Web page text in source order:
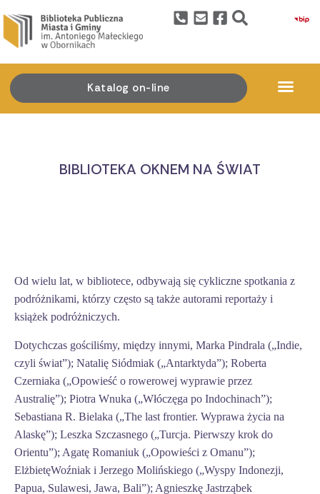
Katalog on-line
BIBLIOTEKA OKNEM NA ŚWIAT
Od wielu lat, w bibliotece, odbywają się cykliczne spotkania z
podróżnikami, którzy często są także autorami reportaży i
książek podróżniczych.
Dotychczas gościliśmy, między innymi, Marka Pindrala („Indie,
czyli świat”); Natalię Siódmiak („Antarktyda”); Roberta
Czerniaka („Opowieść o rowerowej wyprawie przez
Australię”); Piotra Wnuka („Włóczęga po Indochinach”);
Sebastiana R. Bielaka („The last frontier. Wyprawa życia na
Alaskę”); Leszka Szczasnego („Turcja. Pierwszy krok do
Orientu”); Agatę Romaniuk („Opowieści z Omanu”);
ElżbietęWoźniak i Jerzego Molińskiego („Wyspy Indonezji,
Papua, Sulawesi, Jawa, Bali”); Agnieszkę Jastrząbek